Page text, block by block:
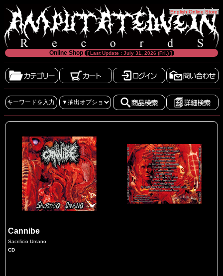
[English Online Store]
Online Shop [ Last Update : July 31, 2026 (Fri.) ]
Cannibe
Sacrificio Umano
CD